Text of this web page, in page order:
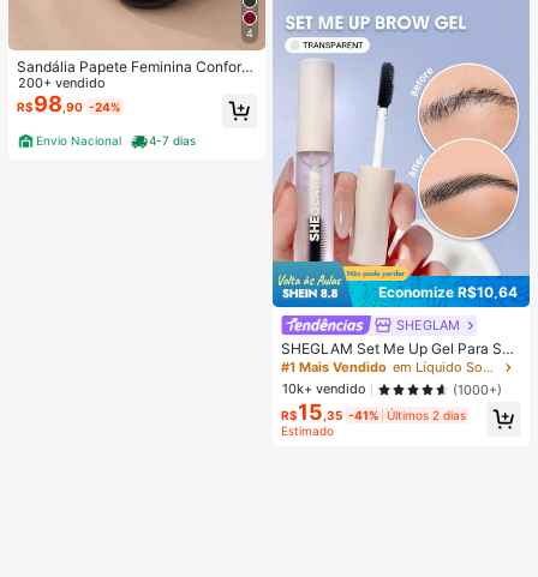
4
Sandália Papete Feminina Confortá
vel Elegante Leve para o Dia a Dia
Tendencia
200+ vendido
R$98 ,90 -24%
Envio Nacional 4-7 dias
Economize R$10,64
SHEGLAM
SHEGLAM Set Me Up Gel Para Sob
rancelhas Marca De Beleza Cosmé
Ticos Maquiagem Para Mulheres E
Meninas
#1 Mais Vendido
em Líquido Sobrancelhas
10k+ vendido
(1000+)
R$15 ,35 -41% Últimos 2 dias
Estimado